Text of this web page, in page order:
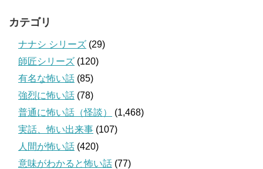
カテゴリ
ナナシ シリーズ (29)
師匠シリーズ (120)
有名な怖い話 (85)
強烈に怖い話 (78)
普通に怖い話（怪談）
(1,468)
実話、怖い出来事 (107)
人間が怖い話 (420)
意味がわかると怖い話 (77)